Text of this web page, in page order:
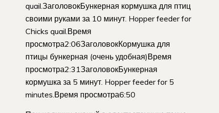
quail.ЗаголовокБункерная кормушка для птиц
своими руками за 10 минут. Hopper feeder for
Chicks quail.Время
просмотра2:06ЗаголовокКормушка для
птицы бункерная (очень удобная)Время
просмотра2:31ЗаголовокБункерная
кормушка за 5 минут. Hopper feeder for 5
minutes.Время просмотра6:50